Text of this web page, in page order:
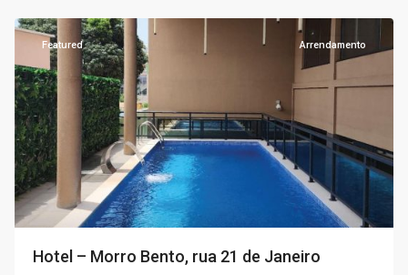
Featured Arrendamento
Hotel – Morro Bento, rua 21 de Janeiro